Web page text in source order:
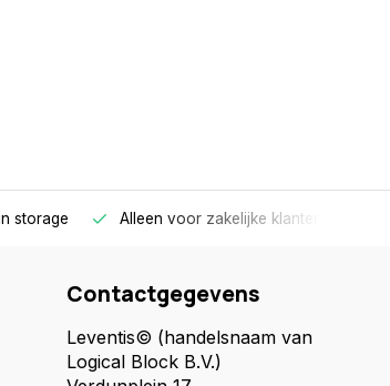
storage Alleen voor zakelijke klanten
Contactgegevens
Leventis© (handelsnaam van
Logical Block B.V.)